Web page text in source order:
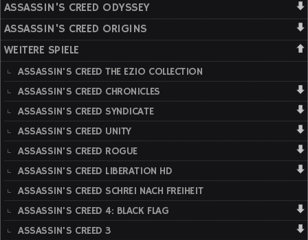
ASSASSIN'S CREED ODYSSEY
ASSASSIN'S CREED ORIGINS
WEITERE SPIELE
ASSASSIN'S CREED THE EZIO COLLECTION
ASSASSIN'S CREED CHRONICLES
ASSASSIN'S CREED SYNDICATE
ASSASSIN'S CREED UNITY
ASSASSIN'S CREED ROGUE
ASSASSIN'S CREED LIBERATION HD
ASSASSIN'S CREED SCHREI NACH FREIHEIT
ASSASSIN'S CREED 4: BLACK FLAG
ASSASSIN'S CREED 3